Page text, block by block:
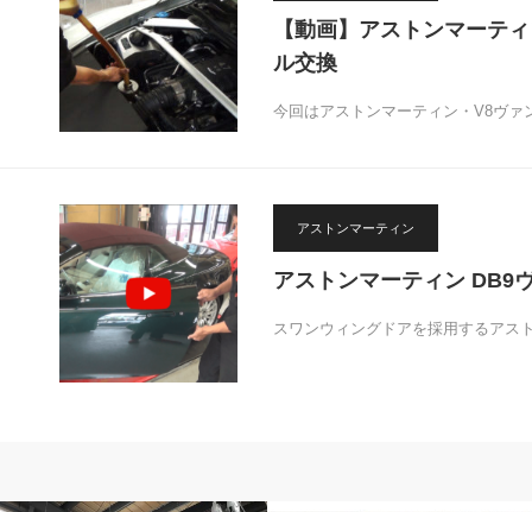
【動画】アストンマーテ
ル交換
今回はアストンマーティン・V8ヴ
アストンマーティン
アストンマーティン DB9
スワンウィングドアを採用するア